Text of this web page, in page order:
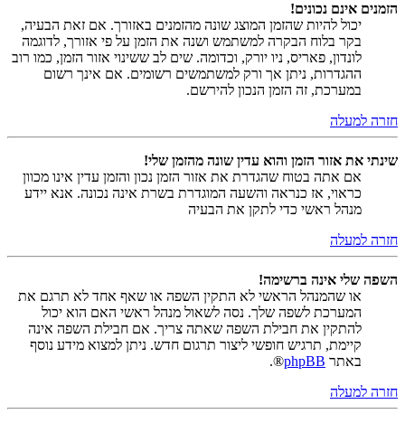
הזמנים אינם נכונים!
יכול להיות שהזמן המוצג שונה מהזמנים באזורך. אם זאת הבעיה,
בקר בלוח הבקרה למשתמש ושנה את הזמן על פי אזורך, לדוגמה
לונדון, פאריס, ניו יורק, וכדומה. שים לב ששינוי אזור הזמן, כמו רוב
ההגדרות, ניתן אך ורק למשתמשים רשומים. אם אינך רשום
במערכת, זה הזמן הנכון להירשם.
חזרה למעלה
שינתי את אזור הזמן והוא עדין שונה מהזמן שלי!
אם אתה בטוח שהגדרת את אזור הזמן נכון והזמן עדין אינו מכוון
כראוי, אז כנראה והשעה המוגדרת בשרת אינה נכונה. אנא יידע
מנהל ראשי כדי לתקן את הבעיה
חזרה למעלה
השפה שלי אינה ברשימה!
או שהמנהל הראשי לא התקין השפה או שאף אחד לא תרגם את
המערכת לשפה שלך. נסה לשאול מנהל ראשי האם הוא יכול
להתקין את חבילת השפה שאתה צריך. אם חבילת השפה אינה
קיימת, תרגיש חופשי ליצור תרגום חדש. ניתן למצוא מידע נוסף
באתר phpBB
®.
חזרה למעלה